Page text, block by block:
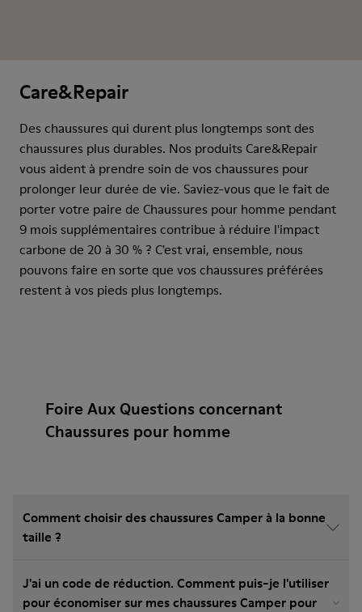
Care&Repair
Des chaussures qui durent plus longtemps sont des
chaussures plus durables. Nos produits Care&Repair
vous aident à prendre soin de vos chaussures pour
prolonger leur durée de vie. Saviez-vous que le fait de
porter votre paire de Chaussures pour homme pendant
9 mois supplémentaires contribue à réduire l'impact
carbone de 20 à 30 % ? C'est vrai, ensemble, nous
pouvons faire en sorte que vos chaussures préférées
restent à vos pieds plus longtemps.
Foire Aux Questions concernant
Chaussures pour homme
Comment choisir des chaussures Camper à la bonne
taille ?
J'ai un code de réduction. Comment puis-je l'utiliser
pour économiser sur mes chaussures Camper pour